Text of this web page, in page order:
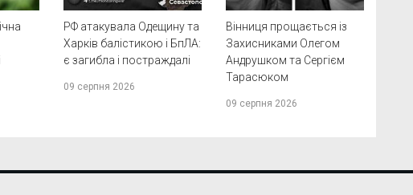
РФ атакувала Одещину та
Харків балістикою і БпЛА:
є загибла і постраждалі
09 серпня 2026
Вінниця прощається із
Захисниками Олегом
Андрушком та Сергієм
Тарасюком
09 серпня 2026